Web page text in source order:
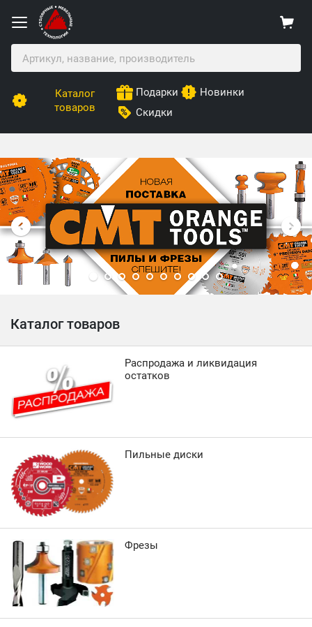
Каталог
товаров
Подарки
Новинки
Скидки
Столярные Мебельные Технологии
Каталог товаров
Распродажа и ликвидация
остатков
Пильные диски
Фрезы